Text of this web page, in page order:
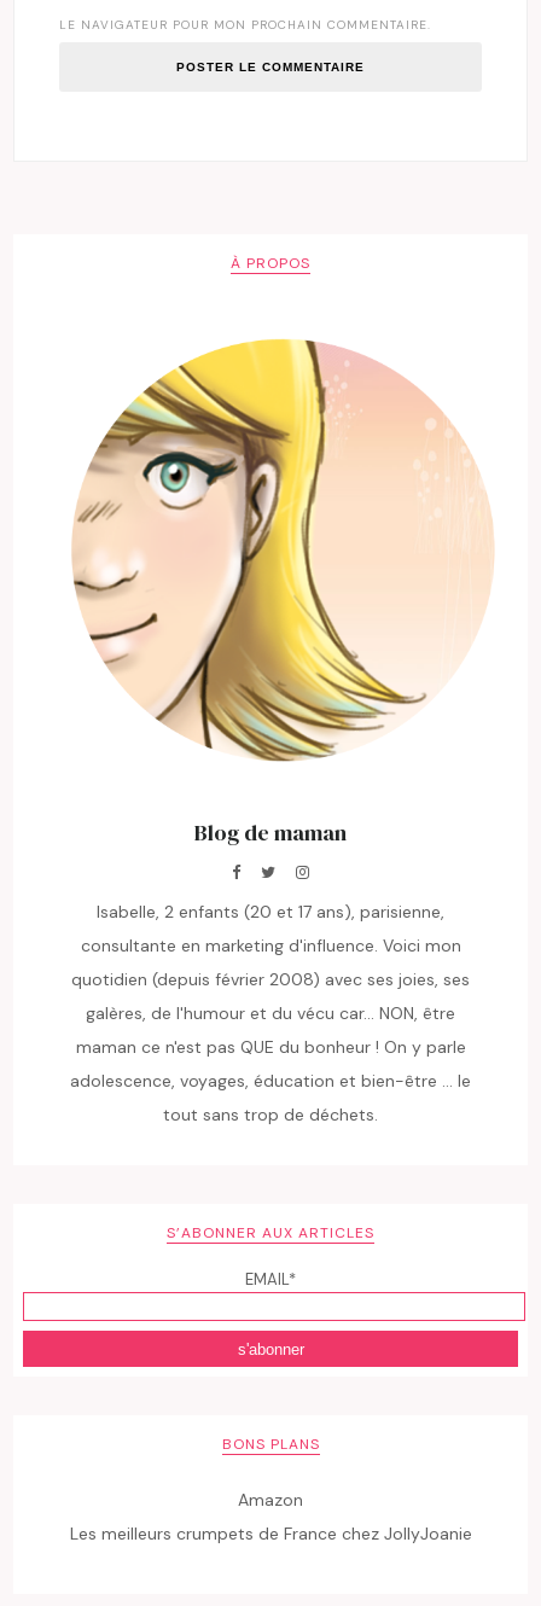
LE NAVIGATEUR POUR MON PROCHAIN COMMENTAIRE.
À PROPOS
Blog de maman
Isabelle, 2 enfants (20 et 17 ans), parisienne,
consultante en marketing d'influence. Voici mon
quotidien (depuis février 2008) avec ses joies, ses
galères, de l'humour et du vécu car... NON, être
maman ce n'est pas QUE du bonheur ! On y parle
adolescence, voyages, éducation et bien-être ... le
tout sans trop de déchets.
S’ABONNER AUX ARTICLES
EMAIL*
BONS PLANS
Amazon
Les meilleurs crumpets de France chez JollyJoanie